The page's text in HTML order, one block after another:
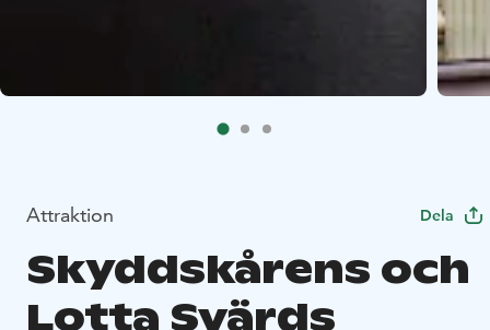
Attraktion Dela
Skyddskårens och
Lotta Svärds